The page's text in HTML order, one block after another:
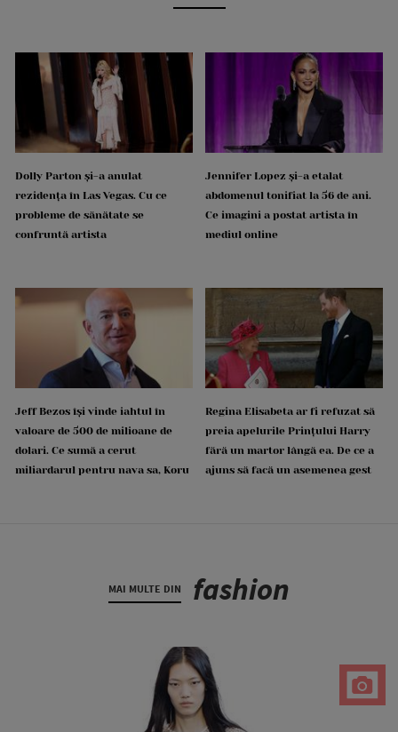
Dolly Parton și-a anulat
rezidența în Las Vegas. Cu ce
probleme de sănătate se
confruntă artista
Jennifer Lopez și-a etalat
abdomenul tonifiat la 56 de ani.
Ce imagini a postat artista în
mediul online
Jeff Bezos își vinde iahtul în
valoare de 500 de milioane de
dolari. Ce sumă a cerut
miliardarul pentru nava sa, Koru
Regina Elisabeta ar fi refuzat să
preia apelurile Prințului Harry
fără un martor lângă ea. De ce a
ajuns să facă un asemenea gest
MAI MULTE DIN fashion